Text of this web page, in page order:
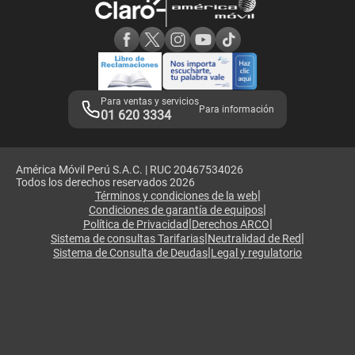
Adquirientes iPhone 6, 6S y SE
Mensaje de Seguridad
Términos y Condiciones de Tienda Claro
Libro de Reclamaciones
Legales de marketplace
Para ventas y servicios
01 620 3334 Para información
América Móvil Perú S.A.C. | RUC 20467534026
Todos los derechos reservados 2026
Términos y condiciones de la web|
Condiciones de garantía de equipos|
Política de Privacidad|Derechos ARCO|
Sistema de consultas Tarifarias|Neutralidad de Red|
Sistema de Consulta de Deudas|Legal y regulatorio